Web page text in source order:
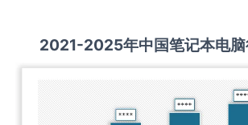
2021-2025年中国笔记本电脑